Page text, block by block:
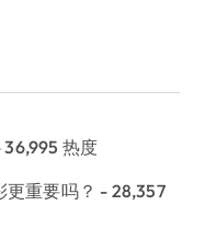
36,995 热度
重要吗？ - 28,357